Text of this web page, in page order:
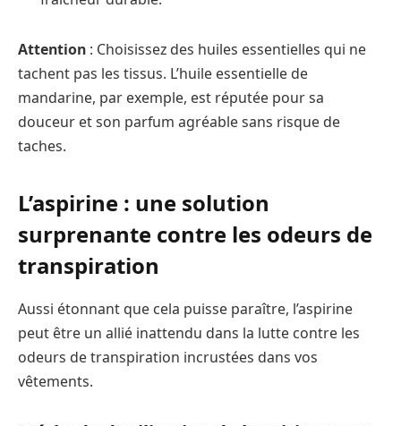
Attention : Choisissez des huiles essentielles qui ne
tachent pas les tissus. L’huile essentielle de
mandarine, par exemple, est réputée pour sa
douceur et son parfum agréable sans risque de
taches.
L’aspirine : une solution
surprenante contre les odeurs de
transpiration
Aussi étonnant que cela puisse paraître, l’aspirine
peut être un allié inattendu dans la lutte contre les
odeurs de transpiration incrustées dans vos
vêtements.